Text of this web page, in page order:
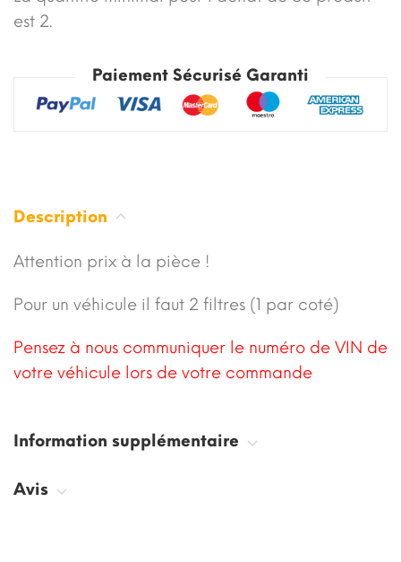
est 2.
Paiement Sécurisé Garanti
Description
Attention prix à la pièce !
Pour un véhicule il faut 2 filtres (1 par coté)
Pensez à nous communiquer le numéro de VIN de
votre véhicule lors de votre commande
Information supplémentaire
Avis